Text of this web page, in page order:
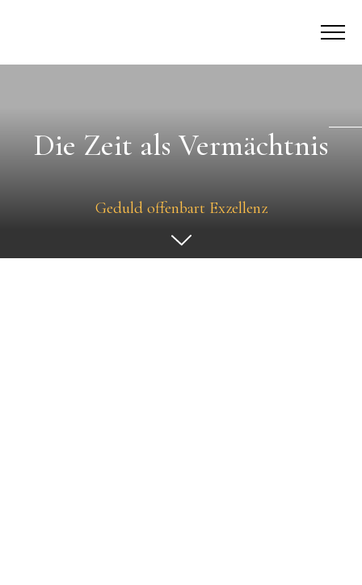
Die Zeit als Vermächtnis
Geduld offenbart Exzellenz